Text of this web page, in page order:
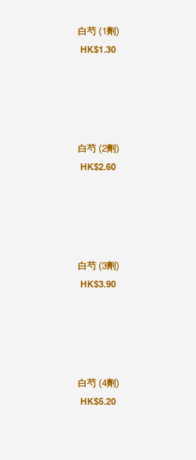
白芍 (1劑)
HK$1.30
白芍 (2劑)
HK$2.60
白芍 (3劑)
HK$3.90
白芍 (4劑)
HK$5.20